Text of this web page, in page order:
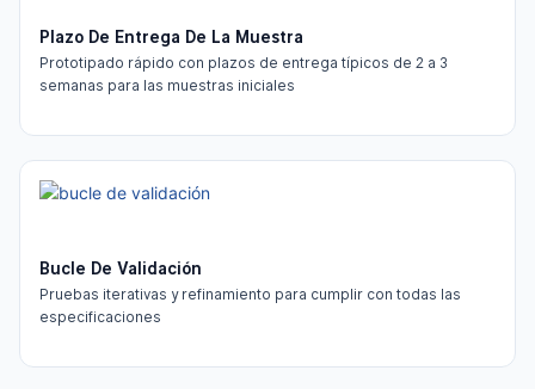
Plazo De Entrega De La Muestra
Prototipado rápido con plazos de entrega típicos de 2 a 3
semanas para las muestras iniciales
Bucle De Validación
Pruebas iterativas y refinamiento para cumplir con todas las
especificaciones